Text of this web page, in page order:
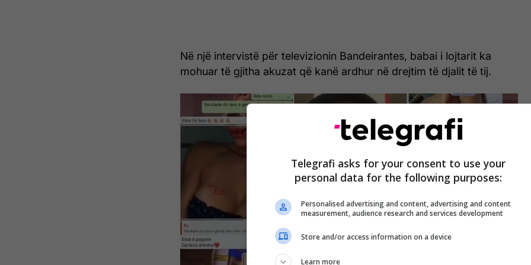
Në një intervistë për televizionin Bandeirantes, babai i lojtarit ka
mohuar të gjitha akuzat që kanë ardhur në drejtim të djalit të tij.
Telegrafi asks for your consent to use your
personal data for the following purposes:
Personalised advertising and content, advertising and content
measurement, audience research and services development
Store and/or access information on a device
Learn more